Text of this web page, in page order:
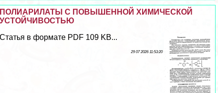
ПОЛИАРИЛАТЫ С ПОВЫШЕННОЙ ХИМИЧЕСКОЙ
УСТОЙЧИВОСТЬЮ
Статья в формате PDF 109 KB...
29 07 2026 11:53:20